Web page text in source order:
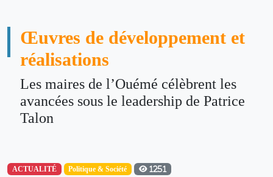
Œuvres de développement et
réalisations
Les maires de l’Ouémé célèbrent les
avancées sous le leadership de Patrice
Talon
ACTUALITÉ Politique & Société 1251